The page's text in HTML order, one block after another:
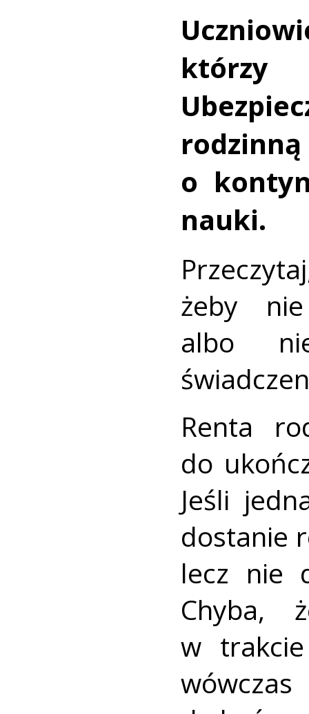
którzy
o
nauki.
żeby
albo
Renta
do
Jeśli
dostanie
lecz nie
Chyba,
w